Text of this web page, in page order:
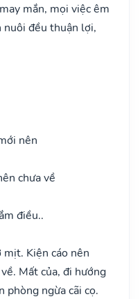
mắn, mọi việc êm
nuôi đều thuận lợi,
nên
chưa về
điều..
Kiện cáo nên
Mất của, đi hướng
phòng ngừa cãi cọ.